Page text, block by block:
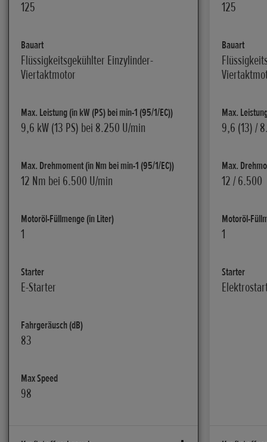
125
Bauart
Flüssigkeitsgekühlter Einzylinder-
Viertaktmotor
Max. Leistung (in kW (PS) bei min-1 (95/1/EC))
9,6 kW (13 PS) bei 8.250 U/min
Max. Drehmoment (in Nm bei min-1 (95/1/EC))
12 Nm bei 6.500 U/min
Motoröl-Füllmenge (in Liter)
1
Starter
E-Starter
Fahrgeräusch (dB)
83
Max Speed
98
125
Bauart
Max.
9,6 (13) /
Max.
12 / 6.500
Motoröl-
1
Starter